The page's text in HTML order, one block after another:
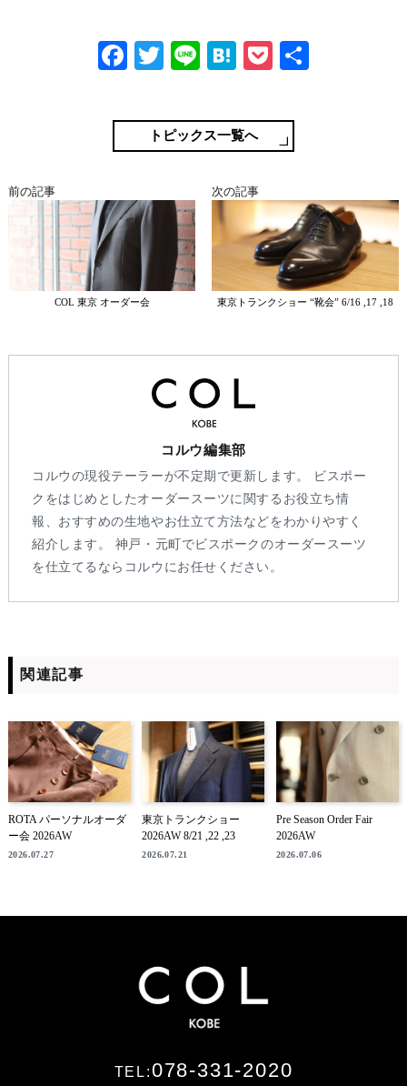
Fa
bo
ok
T
tte
r
Li
H
en
a
P
ke
t
トピックス一覧へ
前の記事
COL 東京 オーダー会
次の記事
東京トランクショー “靴会” 6/16 ,17 ,18
コルウ編集部
コルウの現役テーラーが不定期で更新します。 ビスポー
クをはじめとしたオーダースーツに関するお役立ち情
報、おすすめの生地やお仕立て方法などをわかりやすく
紹介します。 神戸・元町でビスポークのオーダースーツ
を仕立てるならコルウにお任せください。
関連記事
ROTA パーソナルオーダ
ー会 2026AW
2026.07.27
東京トランクショー
2026AW 8/21 ,22 ,23
2026.07.21
Pre Season Order Fair
2026AW
2026.07.06
TEL:078-331-2020